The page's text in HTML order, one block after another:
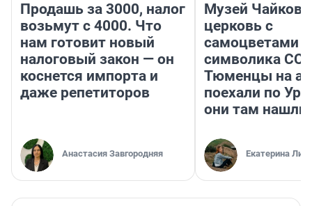
Продашь за 3000, налог
возьмут с 4000. Что
нам готовит новый
налоговый закон — он
коснется импорта и
даже репетиторов
Анастасия Завгородняя
Музей
церковь с
самоцветами
символика
Тюменцы на
поехали по
они там нашли
Екатерина